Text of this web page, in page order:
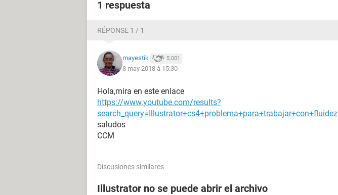
1 respuesta
RÉPONSE 1 / 1
mayestik 5.001
8 may 2018 à 15:30
Hola,mira en este enlace
https://www.youtube.com/results?
search_query=Illustrator+cs4+problema+para+trabajar+con+fluidez
saludos
CCM
Discusiones similares
Illustrator no se puede abrir el archivo